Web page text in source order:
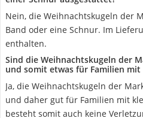
Nein, die Weihnachtskugeln der
Band oder eine Schnur. Im
enthalten.
Sind die Weihnachtskugeln der
und somit etwas für Familien mit
Ja, die Weihnachtskugeln der
und daher gut für Familien mit
besteht somit auch keine